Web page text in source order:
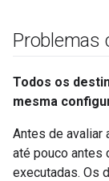
Problemas
Todos os
mesma
Antes de avaliar
até pouco antes
executadas. Os